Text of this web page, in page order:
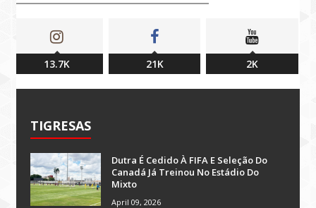
13.7K 21K 2K
TIGRESAS
Dutra É Cedido À FIFA E Seleção Do
Canadá Já Treinou No Estádio Do
Mixto
April 09, 2026